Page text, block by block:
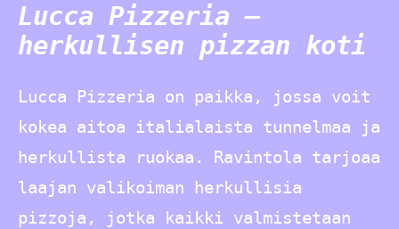
Lucca Pizzeria –
herkullisen pizzan koti
Lucca Pizzeria on paikka, jossa voit
kokea aitoa italialaista tunnelmaa ja
herkullista ruokaa. Ravintola tarjoaa
laajan valikoiman herkullisia
pizzoja, jotka kaikki valmistetaan